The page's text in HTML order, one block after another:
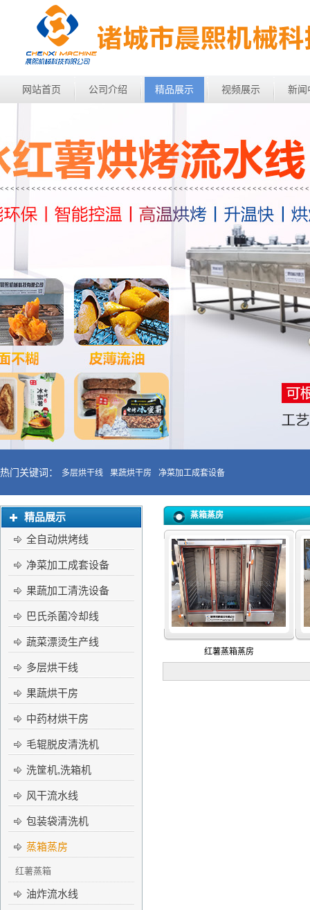
网站首页 公司介绍 精品展示 视频展示 新闻
热门关键词： 多层烘干线 果蔬烘干房 净菜加工成套设备
精品展示
全自动烘烤线
净菜加工成套设备
果蔬加工清洗设备
巴氏杀菌冷却线
蔬菜漂烫生产线
多层烘干线
果蔬烘干房
中药材烘干房
毛辊脱皮清洗机
洗筐机,洗箱机
风干流水线
包装袋清洗机
蒸箱蒸房
红薯蒸箱
油炸流水线
蒸箱蒸房
红薯蒸箱蒸房